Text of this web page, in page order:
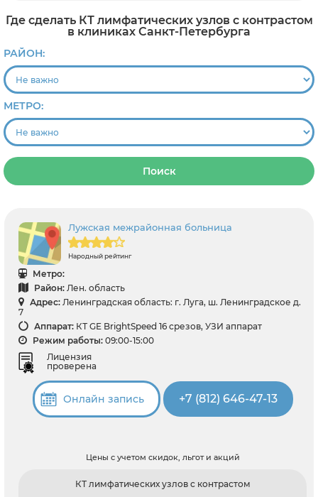
Где сделать КТ лимфатических узлов с контрастом
в клиниках Санкт-Петербурга
РАЙОН:
МЕТРО:
Поиск
Лужская межрайонная больница
Народный рейтинг
Метро:
Район: Лен. область
Адрес: Ленинградская область: г. Луга, ш. Ленинградское д.
7
Аппарат: КТ GE BrightSpeed 16 срезов, УЗИ аппарат
Режим работы: 09:00-15:00
Лицензия
проверена
Онлайн запись +7 (812) 646-47-13
Цены с учетом скидок, льгот и акций
КТ лимфатических узлов с контрастом